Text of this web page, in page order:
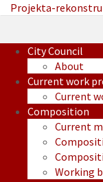
Projekta-
City Council
About
Current work
Current
Composition
Current
Working